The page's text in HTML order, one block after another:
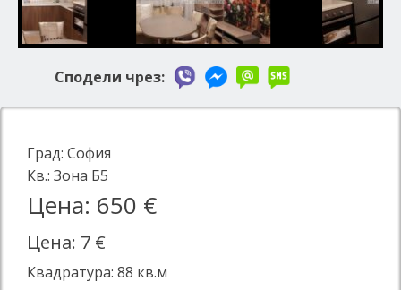
Сподели чрез:
Град: София
Кв.: Зона Б5
Цена: 650 €
Цена: 7 €
Квадратура: 88 кв.м